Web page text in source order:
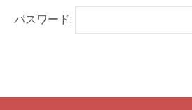
パスワード: